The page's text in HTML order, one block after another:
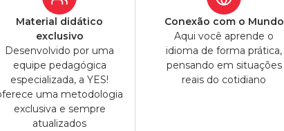
Material didático
exclusivo
Desenvolvido por uma
equipe pedagógica
especializada, a YES!
uma metodologia
exclusiva e sempre
atualizados
Conexão com o Mundo
Aqui você aprende o
idioma de forma prática,
pensando em situações
reais do cotidiano